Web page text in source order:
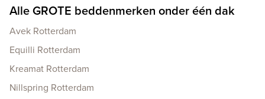
Alle GROTE beddenmerken onder één dak
Avek Rotterdam
Equilli Rotterdam
Kreamat Rotterdam
Nillspring Rotterdam